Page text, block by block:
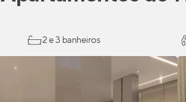
2 e 3 banheiros